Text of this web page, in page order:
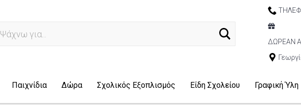
Αναζ
ΔΩΡΕΑΝ
Παιχνίδια Δώρα Σχολικός Εξοπλισμός Είδη Σχολείου Γραφική Ύλη